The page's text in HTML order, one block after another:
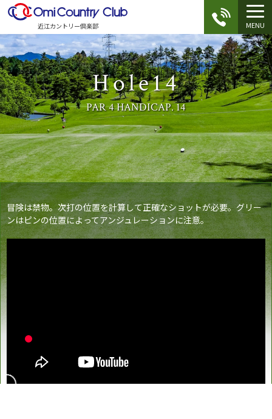
近江カントリー倶楽部 MENU
Hole14
PAR 4 HANDICAP. 14
冒険は禁物。次打の位置を計算して正確なショットが必要。グリー
ンはピンの位置によってアンジュレーションに注意。